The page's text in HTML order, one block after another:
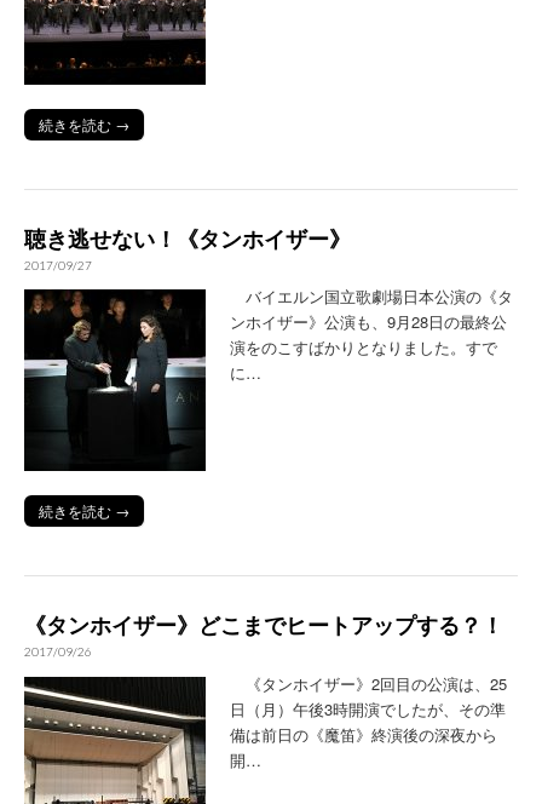
続きを読む →
聴き逃せない！《タンホイザー》
2017/09/27
バイエルン国立歌劇場日本公演の《タ
ンホイザー》公演も、9月28日の最終公
演をのこすばかりとなりました。すで
に…
続きを読む →
《タンホイザー》どこまでヒートアップする？！
2017/09/26
《タンホイザー》2回目の公演は、25
日（月）午後3時開演でしたが、その準
備は前日の《魔笛》終演後の深夜から
開…